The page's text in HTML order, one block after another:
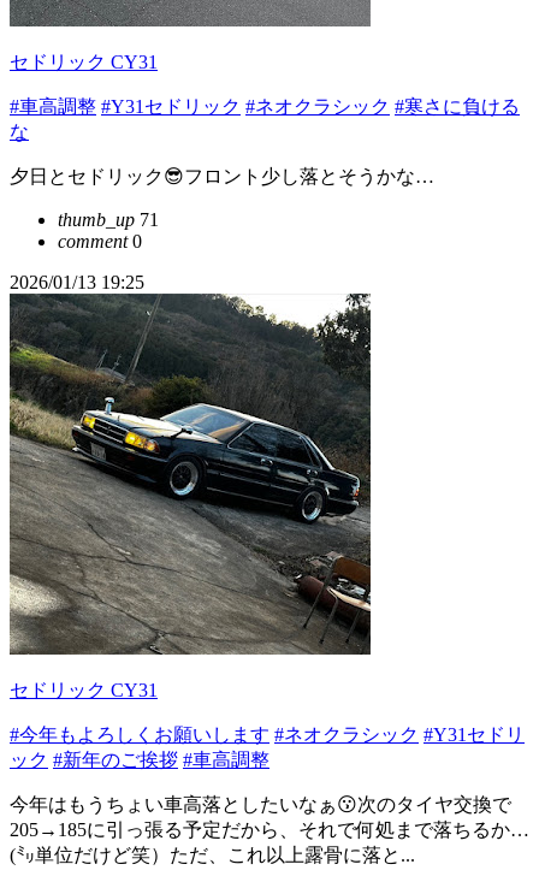
セドリック CY31
#車高調整 #Y31セドリック #ネオクラシック #寒さに負ける
な
夕日とセドリック😎フロント少し落とそうかな…
thumb_up 71
comment0
2026/01/13 19:25
セドリック CY31
#今年もよろしくお願いします #ネオクラシック #Y31セドリ
ック #新年のご挨拶 #車高調整
今年はもうちょい車高落としたいなぁ😗次のタイヤ交換で
205→185に引っ張る予定だから、それで何処まで落ちるか…
(㍉単位だけど笑）ただ、これ以上露骨に落と...